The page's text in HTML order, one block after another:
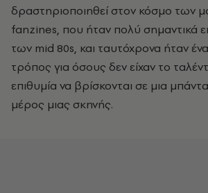
δραστηριοποιηθεί στον κόσμο των
fanzines, που ήταν πολύ σημαντικά
των mid 80s, και ταυτόχρονα ήταν
τρόπος για όσους δεν είχαν το
επιθυμία να βρίσκονται σε μια
μέρος μιας σκηνής.